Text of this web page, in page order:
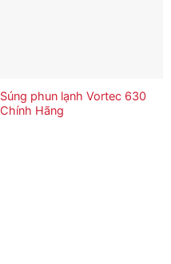
Súng phun lạnh Vortec 630
Chính Hãng